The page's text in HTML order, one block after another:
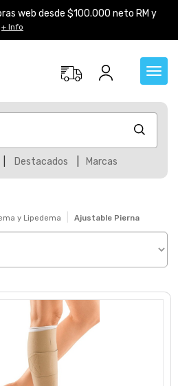
web desde $100.000 neto RM y
+ Info
Destacados Marcas
y Lipedema Ajustable Pierna